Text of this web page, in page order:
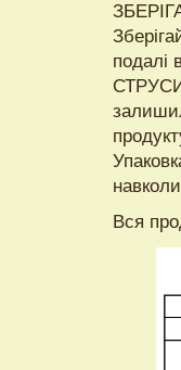
подалі
Вся